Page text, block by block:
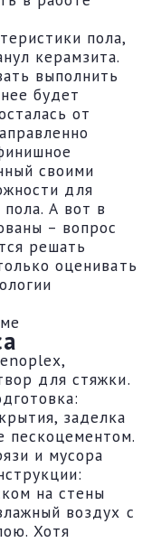
пола,
керамзита.
выполнить
будет
от
своими
для
А вот в
– вопрос
решать
оценивать
для стяжки.
заделка
пескоцементом.
и мусора
на стены
воздух с
Хотя